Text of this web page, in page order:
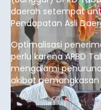
daerah setempat
Pendapatan Asli
anggaran 2027.
Optimalisasi
perlu karena APBD
mengalami
akibat pemangkasan
Daerah (TKD) dari